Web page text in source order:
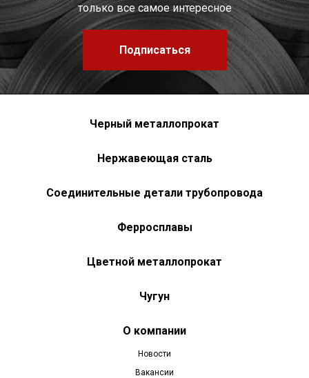
только все самое интересное
Подписаться
Черный металлопрокат
Нержавеющая сталь
Соединительные детали трубопровода
Ферросплавы
Цветной металлопрокат
Чугун
О компании
Новости
Вакансии